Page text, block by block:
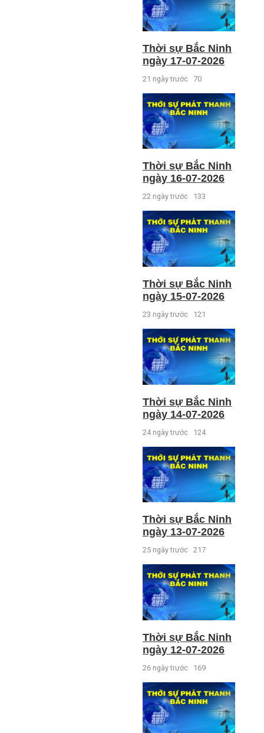
Thời sự Bắc Ninh
ngày 17-07-2026
21 ngày trước 70
Thời sự Bắc Ninh
ngày 16-07-2026
22 ngày trước 133
Thời sự Bắc Ninh
ngày 15-07-2026
23 ngày trước 121
Thời sự Bắc Ninh
ngày 14-07-2026
24 ngày trước 124
Thời sự Bắc Ninh
ngày 13-07-2026
25 ngày trước 217
Thời sự Bắc Ninh
ngày 12-07-2026
26 ngày trước 169